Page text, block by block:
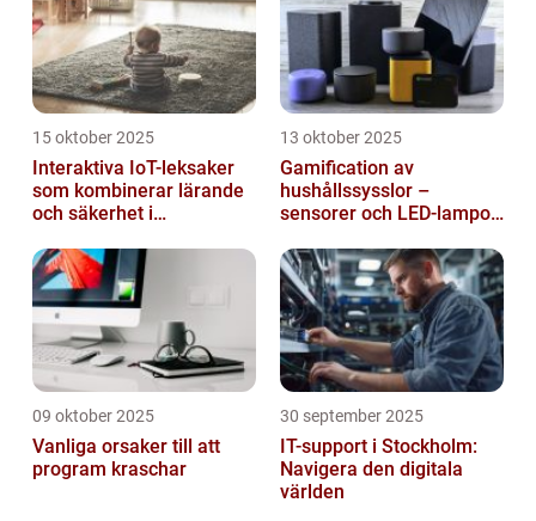
15 oktober 2025
Interaktiva IoT-leksaker
som kombinerar lärande
och säkerhet i
13 oktober 2025
Gamification av
hushållssysslor –
sensorer och LED-lampor
09 oktober 2025
Vanliga orsaker till att
program kraschar
30 september 2025
IT-support i Stockholm:
Navigera den digitala
världen